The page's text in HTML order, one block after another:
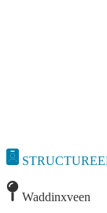
Waddinxveen